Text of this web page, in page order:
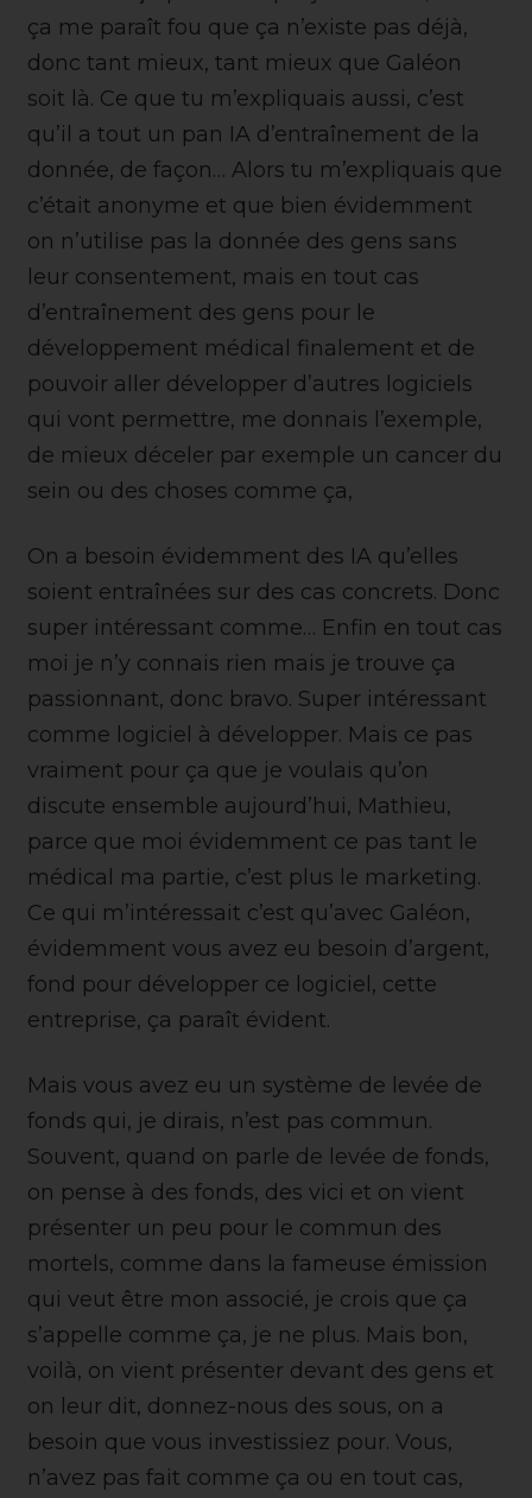
ça me paraît fou que ça n’existe pas déjà,
donc tant mieux, tant mieux que Galéon
soit là. Ce que tu m’expliquais aussi, c’est
qu’il a tout un pan IA d’entraînement de la
donnée, de façon… Alors tu m’expliquais que
c’était anonyme et que bien évidemment
on n’utilise pas la donnée des gens sans
leur consentement, mais en tout cas
d’entraînement des gens pour le
développement médical finalement et de
pouvoir aller développer d’autres logiciels
qui vont permettre, me donnais l’exemple,
de mieux déceler par exemple un cancer du
sein ou des choses comme ça,
On a besoin évidemment des IA qu’elles
soient entraînées sur des cas concrets. Donc
super intéressant comme… Enfin en tout cas
moi je n’y connais rien mais je trouve ça
passionnant, donc bravo. Super intéressant
comme logiciel à développer. Mais ce pas
vraiment pour ça que je voulais qu’on
discute ensemble aujourd’hui, Mathieu,
parce que moi évidemment ce pas tant le
médical ma partie, c’est plus le marketing.
Ce qui m’intéressait c’est qu’avec Galéon,
évidemment vous avez eu besoin d’argent,
fond pour développer ce logiciel, cette
entreprise, ça paraît évident.
Mais vous avez eu un système de levée de
fonds qui, je dirais, n’est pas commun.
Souvent, quand on parle de levée de fonds,
on pense à des fonds, des vici et on vient
présenter un peu pour le commun des
mortels, comme dans la fameuse émission
qui veut être mon associé, je crois que ça
s’appelle comme ça, je ne plus. Mais bon,
voilà, on vient présenter devant des gens et
on leur dit, donnez-nous des sous, on a
besoin que vous investissiez pour. Vous,
n’avez pas fait comme ça ou en tout cas,